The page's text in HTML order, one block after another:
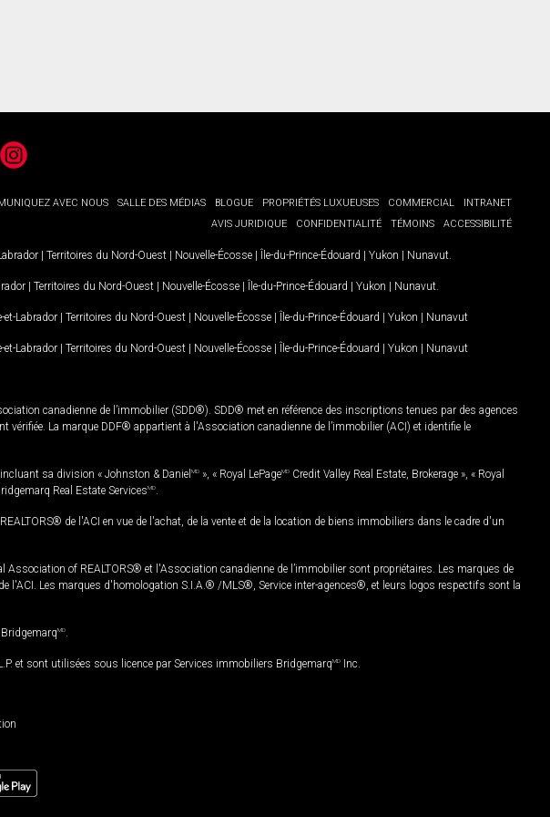
Instagram
AVEC NOUS SALLE DES MÉDIAS BLOGUE PROPRIÉTÉS LUXUEUSES COMMERCIAL
INTRANET
AVIS JURIDIQUE
CONFIDENTIALITÉ TÉMOINS ACCESSIBILITÉ
| Territoires du Nord-Ouest | Nouvelle-Écosse | Île-du-Prince-Édouard | Yukon | Nunavut
| Territoires du Nord-Ouest | Nouvelle-Écosse | Île-du-Prince-Édouard | Yukon | Nunavut
et-Labrador | Territoires du Nord-Ouest | Nouvelle-Écosse | Île-du-Prince-Édouard | Yukon | Nunavut
et-Labrador | Territoires du Nord-Ouest | Nouvelle-Écosse | Île-du-Prince-Édouard | Yukon | Nunavut
canadienne de l’immobilier (SDD®). SDD® met en référence des inscriptions tenues par des agences
La marque DDF® appartient à l'Association canadienne de l’immobilier (ACI) et identifie le
incluant sa division « Johnston & Daniel MD », « Royal LePageMD Credit Valley Real Estate, Brokerage », « Royal
Real Estate ServicesMD
de l'ACI en vue de l'achat, de la vente et de la location de biens immobiliers dans le cadre d'un
of REALTORS® et l'Association canadienne de l’immobilier sont propriétaires. Les marques de
Les marques d'homologation S.I.A.® /MLS®, Service inter-agences®, et leurs logos respectifs sont la
MD
et sont utilisées sous licence par Services immobiliers BridgemarqMD Inc.